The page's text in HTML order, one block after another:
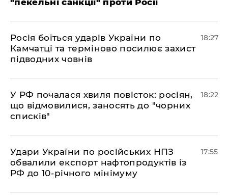
"пекельні санкції" проти Росії
​Росія боїться ударів України по
Камчатці та терміново посилює захист
підводних човнів
18:27
​У РФ почалася хвиля повісток: росіян,
що відмовилися, заносять до "чорних
списків"
18:22
​Удари України по російських НПЗ
обвалили експорт нафтопродуктів із
РФ до 10-річного мінімуму
17:55